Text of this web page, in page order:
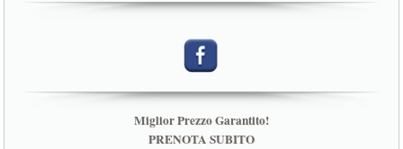
Miglior Prezzo Garantito!
PRENOTA SUBITO